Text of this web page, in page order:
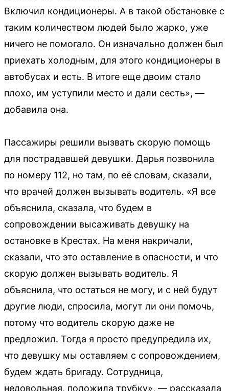
Включил кондиционеры. А в такой обстановке с
таким количеством людей было жарко, уже
ничего не помогало. Он изначально должен был
приехать холодным, для этого кондиционеры в
автобусах и есть. В итоге еще двоим стало
плохо, им уступили место и дали сесть», —
добавила она.
Пассажиры решили вызвать скорую помощь
для пострадавшей девушки. Дарья позвонила
по номеру 112, но там, по её словам, сказали,
что врачей должен вызывать водитель. «Я все
объяснила, сказала, что будем в
сопровождении высаживать девушку на
остановке в Крестах. На меня накричали,
сказали, что это оставление в опасности, и что
скорую должен вызывать водитель. Я
объяснила, что остаться не могу, и с ней будут
другие люди, спросила, могут ли они помочь,
потому что водитель скорую даже не
предложил. Тогда я просто предупредила их,
что девушку мы оставляем с сопровождением,
будем ждать бригаду. Сотрудница,
недовольная, положила трубку», — рассказала